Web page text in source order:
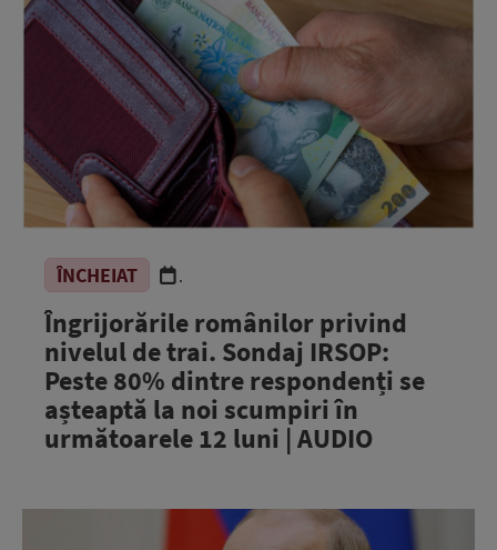
ÎNCHEIAT .
Îngrijorările românilor privind
nivelul de trai. Sondaj IRSOP:
Peste 80% dintre respondenți se
așteaptă la noi scumpiri în
următoarele 12 luni | AUDIO
PODCAST
ASCULTĂ